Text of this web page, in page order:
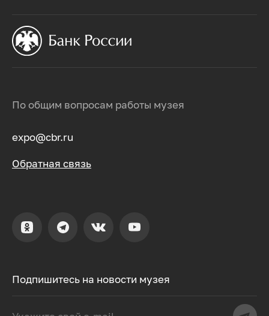
Подпишитесь на новости музея
По общим вопросам работы музея
expo@cbr.ru
Обратная связь